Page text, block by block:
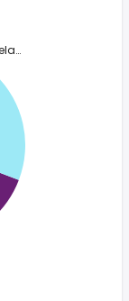
Totale belasting